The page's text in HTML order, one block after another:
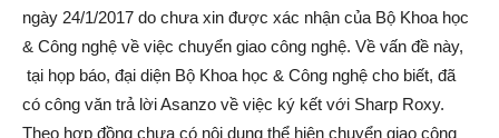
ngày 24/1/2017 do chưa xin được xác nhận của Bộ Khoa học
& Công nghệ về việc chuyển giao công nghệ. Về vấn đề này,
tại họp báo, đại diện Bộ Khoa học & Công nghệ cho biết, đã
có công văn trả lời Asanzo về việc ký kết với Sharp Roxy.
Theo hợp đồng chưa có nội dung thể hiện chuyển giao công